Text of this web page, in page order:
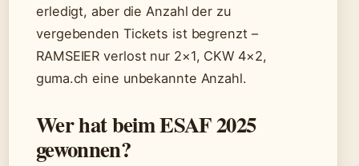
erledigt, aber die Anzahl der zu
vergebenden Tickets ist begrenzt –
RAMSEIER verlost nur 2×1, CKW 4×2,
guma.ch eine unbekannte Anzahl.
Wer hat beim ESAF 2025
gewonnen?